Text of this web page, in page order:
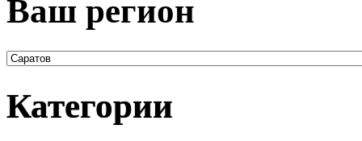
Ваш регион
Категории